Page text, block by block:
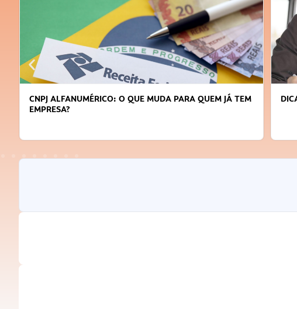
DICAS PARA OBTER CRÉDITO